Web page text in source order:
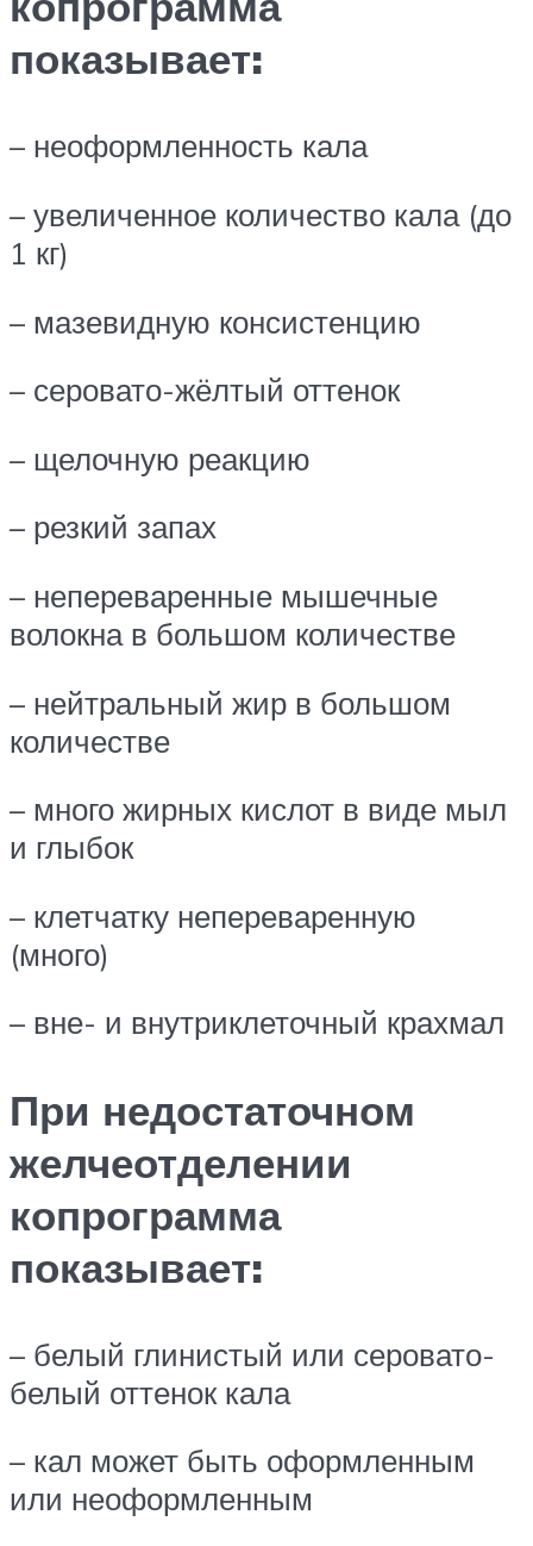
показывает:
– неоформленность кала
– увеличенное количество кала (до
1 кг)
– мазевидную консистенцию
– серовато-жёлтый оттенок
– щелочную реакцию
– резкий запах
– непереваренные мышечные
волокна в большом количестве
– нейтральный жир в большом
количестве
– много жирных кис­лот в виде мыл
и глыбок
– клетчатку непереваренную
(много)
– вне- и внутриклеточный крахмал
При недостаточном
желчеотделении
копрограмма
показывает:
– белый глинистый или серовато-
белый оттенок кала
– кал может быть оформленным
или неоформленным